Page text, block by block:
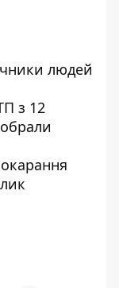
людей
з 12